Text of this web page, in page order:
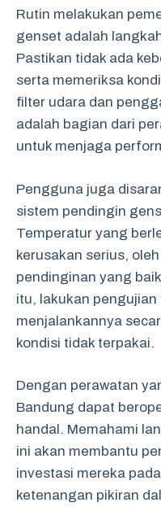
Rutin melakukan
genset adalah
Pastikan tidak ada
serta memeriksa
filter udara dan
adalah bagian dari
untuk menjaga
Pengguna juga
sistem pendingin
Temperatur yang
kerusakan serius,
pendinginan yang
itu, lakukan
menjalankannya
kondisi tidak terpakai.
Dengan perawatan
Bandung dapat
handal. Memahami
ini akan membantu
investasi mereka
ketenangan pikiran